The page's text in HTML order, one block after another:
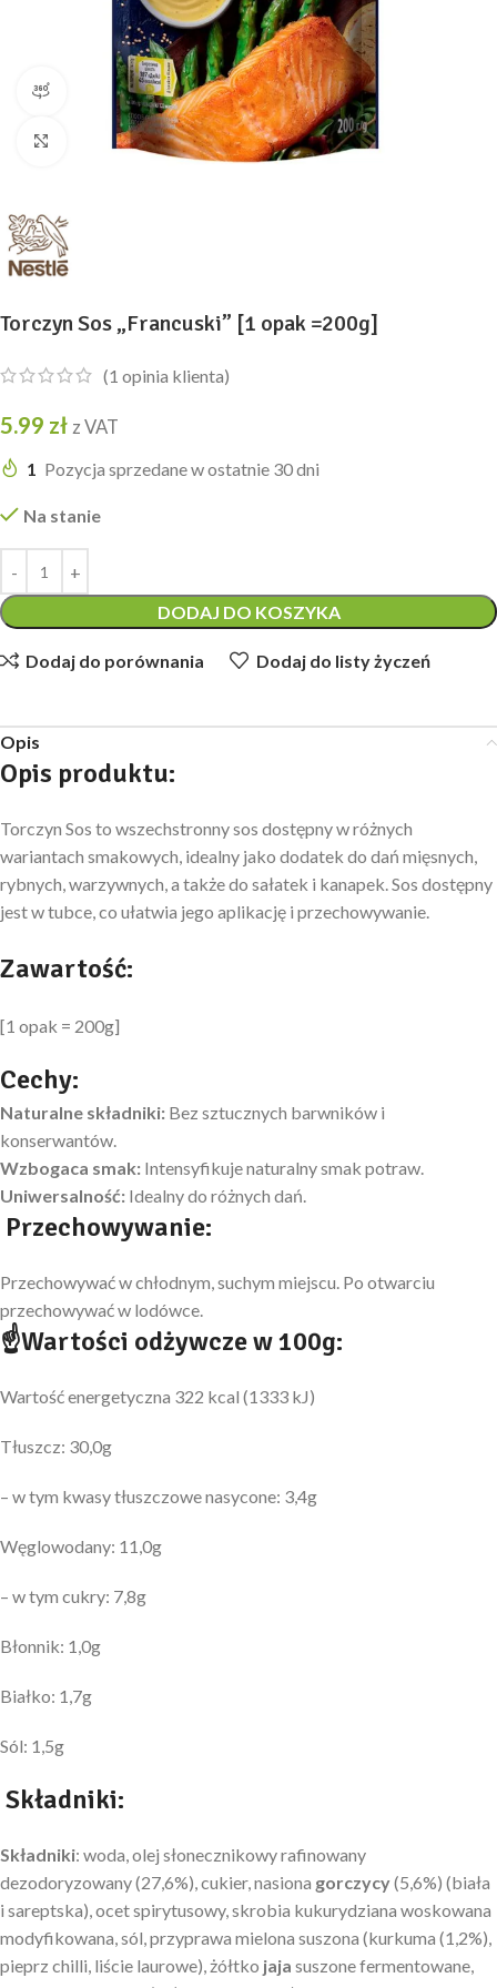
widok produktu 360
Kliknij, aby powiększyć
Torczyn Sos „Francuski” [1 opak =200g]
(1 opinia klienta)
5.99 zł z VAT
1 Pozycja sprzedane w ostatnie 30 dni
Na stanie
DODAJ DO KOSZYKA
Dodaj do porównania Dodaj do listy życzeń
Opis
Opis produktu:
Torczyn Sos to wszechstronny sos dostępny w różnych
wariantach smakowych, idealny jako dodatek do dań mięsnych,
rybnych, warzywnych, a także do sałatek i kanapek. Sos dostępny
jest w tubce, co ułatwia jego aplikację i przechowywanie.
Zawartość:
[1 opak = 200g]
Cechy:
Naturalne składniki: Bez sztucznych barwników i
konserwantów.
Wzbogaca smak: Intensyfikuje naturalny smak potraw.
Uniwersalność: Idealny do różnych dań.
Przechowywanie:
Przechowywać w chłodnym, suchym miejscu. Po otwarciu
przechowywać w lodówce.
☝Wartości odżywcze w 100g:
Wartość energetyczna 322 kcal (1333 kJ)
Tłuszcz: 30,0g
– w tym kwasy tłuszczowe nasycone: 3,4g
Węglowodany: 11,0g
– w tym cukry: 7,8g
Błonnik: 1,0g
Białko: 1,7g
Sól: 1,5g
Składniki:
Składniki: woda, olej słonecznikowy rafinowany
dezodoryzowany (27,6%), cukier, nasiona gorczycy(5,6%) (biała
i sareptska), ocet spirytusowy, skrobia kukurydziana woskowana
modyfikowana, sól, przyprawa mielona suszona (kurkuma (1,2%),
pieprz chilli, liście laurowe), żółtko jaja suszone fermentowane,